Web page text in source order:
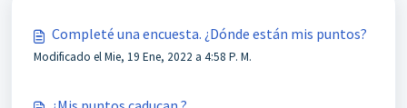
Completé una encuesta. ¿Dónde están mis puntos?
Modificado el Mie, 19 Ene, 2022 a 4:58 P. M.